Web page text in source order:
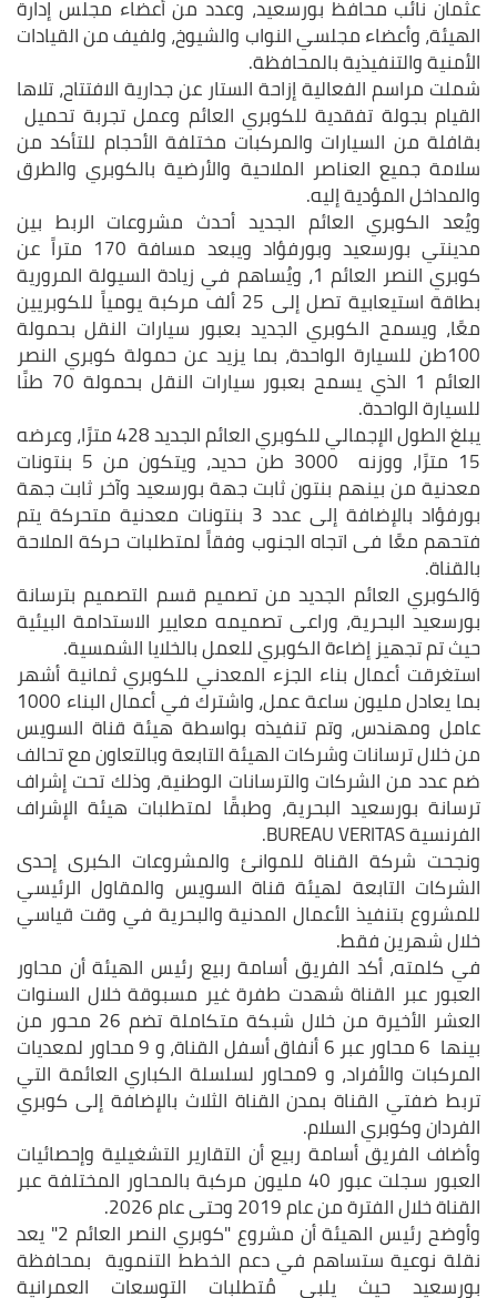
عثمان نائب محافظ بورسعيد، وعدد من أعضاء مجلس إدارة
الهيئة، وأعضاء مجلسي النواب والشيوخ، ولفيف من القيادات
الأمنية والتنفيذية بالمحافظة.
شملت مراسم الفعالية إزاحة الستار عن جدارية الافتتاح، تلاها
القيام بجولة تفقدية للكوبري العائم وعمل تجربة تحميل
بقافلة من السيارات والمركبات مختلفة الأحجام للتأكد من
سلامة جميع العناصر الملاحية والأرضية بالكوبري والطرق
والمداخل المؤدية إليه.
ويُعد الكوبري العائم الجديد أحدث مشروعات الربط بين
مدينتي بورسعيد وبورفؤاد ويبعد مسافة 170 متراً عن
كوبري النصر العائم 1، ويُساهم في زيادة السيولة المرورية
بطاقة استيعابية تصل إلى 25 ألف مركبة يومياً للكوبريين
معًا، ويسمح الكوبري الجديد بعبور سيارات النقل بحمولة
100طن للسيارة الواحدة، بما يزيد عن حمولة كوبري النصر
العائم 1 الذي يسمح بعبور سيارات النقل بحمولة 70 طنًا
للسيارة الواحدة.
يبلغ الطول الإجمالي للكوبري العائم الجديد 428 مترًا، وعرضه
15 مترًا، ووزنه 3000 طن حديد، ويتكون من 5 بنتونات
معدنية من بينهم بنتون ثابت جهة بورسعيد وآخر ثابت جهة
بورفؤاد بالإضافة إلى عدد 3 بنتونات معدنية متحركة يتم
فتحهم معًا فى اتجاه الجنوب وفقاً لمتطلبات حركة الملاحة
بالقناة.
وَالكوبري العائم الجديد من تصميم قسم التصميم بترسانة
بورسعيد البحرية، وراعى تصميمه معايير الاستدامة البيئية
حيث تم تجهيز إضاءة الكوبري للعمل بالخلايا الشمسية.
استغرقت أعمال بناء الجزء المعدني للكوبري ثمانية أشهر
بما يعادل مليون ساعة عمل، واشترك في أعمال البناء 1000
عامل ومهندس، وتم تنفيذه بواسطة هيئة قناة السويس
من خلال ترسانات وشركات الهيئة التابعة وبالتعاون مع تحالف
ضم عدد من الشركات والترسانات الوطنية، وذلك تحت إشراف
ترسانة بورسعيد البحرية، وطبقًا لمتطلبات هيئة الإشراف
الفرنسية BUREAU VERITAS.
ونجحت شركة القناة للموانئ والمشروعات الكبرى إحدى
الشركات التابعة لهيئة قناة السويس والمقاول الرئيسي
للمشروع بتنفيذ الأعمال المدنية والبحرية في وقت قياسي
خلال شهرين فقط.
في كلمته، أكد الفريق أسامة ربيع رئيس الهيئة أن محاور
العبور عبر القناة شهدت طفرة غير مسبوقة خلال السنوات
العشر الأخيرة من خلال شبكة متكاملة تضم 26 محور من
بينها 6 محاور عبر 6 أنفاق أسفل القناة، و 9 محاور لمعديات
المركبات والأفراد، و 9محاور لسلسلة الكباري العائمة التي
تربط ضفتي القناة بمدن القناة الثلاث بالإضافة إلى كوبري
الفردان وكوبري السلام.
وأضاف الفريق أسامة ربيع أن التقارير التشغيلية وإحصائيات
العبور سجلت عبور 40 مليون مركبة بالمحاور المختلفة عبر
القناة خلال الفترة من عام 2019 وحتى عام 2026.
وأوضح رئيس الهيئة أن مشروع "كوبري النصر العائم 2" يعد
نقلة نوعية ستساهم في دعم الخطط التنموية بمحافظة
بورسعيد حيث يلبي مُتطلبات التوسعات العمرانية